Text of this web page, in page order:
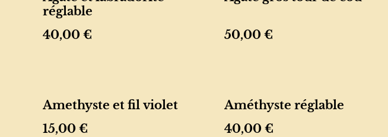
réglable
40,00 €
50,00 €
Amethyste et fil violet
15,00 €
Améthyste réglable
40,00 €